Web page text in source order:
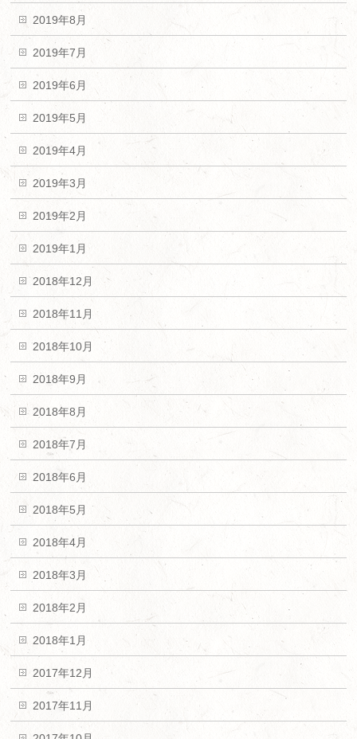
2019年8月
2019年7月
2019年6月
2019年5月
2019年4月
2019年3月
2019年2月
2019年1月
2018年12月
2018年11月
2018年10月
2018年9月
2018年8月
2018年7月
2018年6月
2018年5月
2018年4月
2018年3月
2018年2月
2018年1月
2017年12月
2017年11月